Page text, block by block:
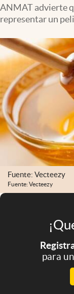
Infotechnology
Clase
Clima
Mundial 2026
Eventos Corporativos
El Cronista Studio
Mediakit
abre en nueva pestaña
Argentina
ANMAT advierte
representar un
Fuente: Vecteezy
Fuente: Vecteezy
para